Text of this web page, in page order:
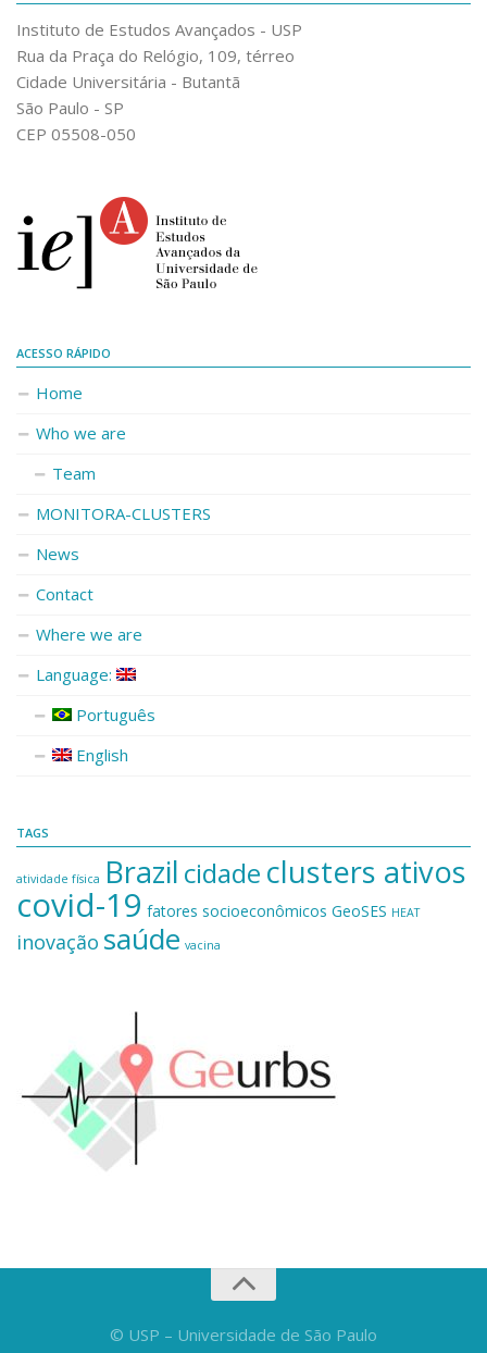
Instituto de Estudos Avançados - USP
Rua da Praça do Relógio, 109, térreo
Cidade Universitária - Butantã
São Paulo - SP
CEP 05508-050
ACESSO RÁPIDO
Home
Who we are
Team
MONITORA-CLUSTERS
News
Contact
Where we are
Language:
Português
English
TAGS
atividade física Brazil cidade clusters ativos
covid-19 fatores socioeconômicos GeoSES HEAT
inovação saúde vacina
© USP – Universidade de São Paulo